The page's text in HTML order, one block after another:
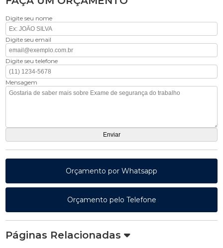
Digite seu nome
Digite seu email
Digite seu telefone
Mensagem
Orçamento por Whatsapp
Orçamento pelo Telefone
Páginas Relacionadas